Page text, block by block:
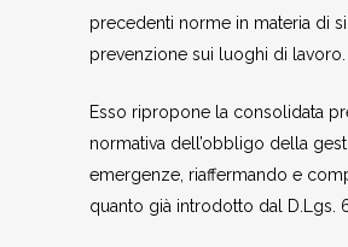
precedenti norme in materia di
prevenzione sui luoghi di lavoro.
Esso ripropone la consolidata
normativa dell’obbligo della
emergenze, riaffermando e
quanto già introdotto dal D.Lgs.